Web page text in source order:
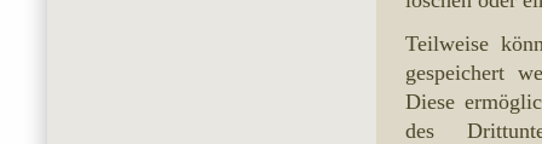
Teilweise
gespeichert
Diese
des